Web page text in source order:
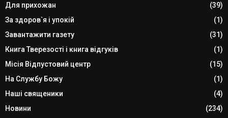
Для прихожан
(39)
За здоров`я і упокій
(1)
Завантажити газету
(31)
Книга Тверезості і книга відгуків
(1)
Місія Відпустовий центр
(15)
На Службу Божу
(1)
Наші священики
(4)
Новини
(234)